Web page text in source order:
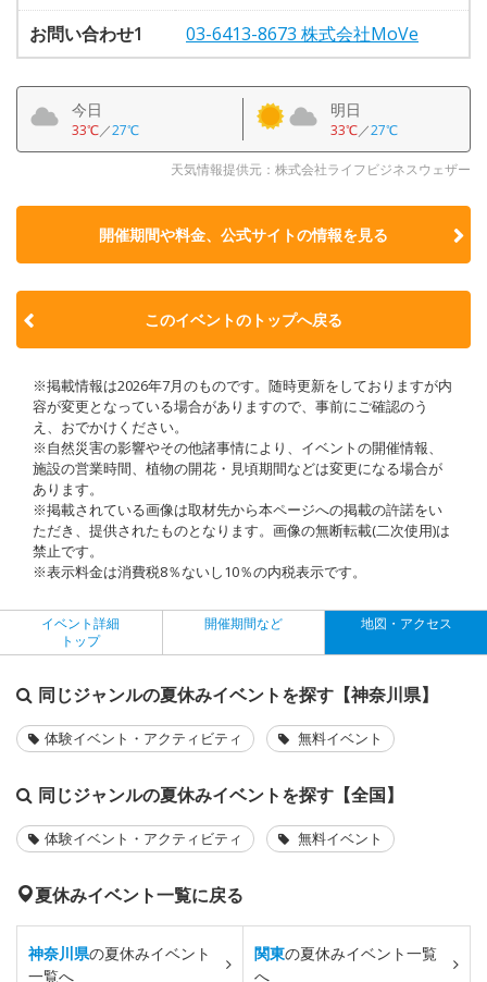
お問い合わせ1
03-6413-8673 株式会社MoVe
今日
33℃／27℃
明日
33℃／27℃
天気情報提供元：株式会社ライフビジネスウェザー
開催期間や料金、公式サイトの情報を見る
このイベントのトップへ戻る
※掲載情報は2026年7月のものです。随時更新をしておりますが内
容が変更となっている場合がありますので、事前にご確認のう
え、おでかけください。
※自然災害の影響やその他諸事情により、イベントの開催情報、
施設の営業時間、植物の開花・見頃期間などは変更になる場合が
あります。
※掲載されている画像は取材先から本ページへの掲載の許諾をい
ただき、提供されたものとなります。画像の無断転載(二次使用)は
禁止です。
※表示料金は消費税8％ないし10％の内税表示です。
イベント詳細
トップ
開催期間など 地図・アクセス
同じジャンルの夏休みイベントを探す【神奈川県】
体験イベント・アクティビティ 無料イベント
同じジャンルの夏休みイベントを探す【全国】
体験イベント・アクティビティ 無料イベント
夏休みイベント一覧に戻る
神奈川県の夏休みイベント
一覧へ
関東の夏休みイベント一覧
へ